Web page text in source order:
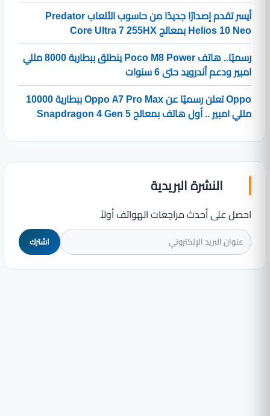
أيسر تقدم إصدارًا جديدًا من حاسوب الألعاب Predator
Helios 10 Neo بمعالج Core Ultra 7 255HX
رسميًا.. هاتف Poco M8 Power ينطلق ببطارية 8000 مللي
امبير ودعم أندرويد حتى 6 سنوات
Oppo تعلن رسميًا عن Oppo A7 Pro Max ببطارية 10000
مللي امبير .. أول هاتف بمعالج Snapdragon 4 Gen 5
النشرة البريدية
احصل على أحدث مراجعات الهواتف أولاً
اشترك